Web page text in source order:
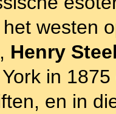
westen
Henry
in
en in